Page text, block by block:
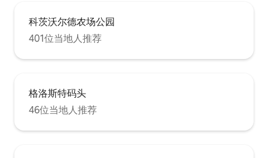
科茨沃尔德农场公园
401位当地人推荐
格洛斯特码头
46位当地人推荐